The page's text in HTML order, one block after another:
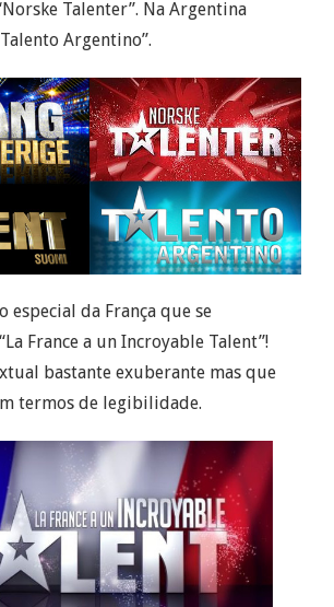
Talenter”. Na Argentina
Argentino”.
especial da França que se
France a un Incroyable Talent”!
bastante exuberante mas que
termos de legibilidade.